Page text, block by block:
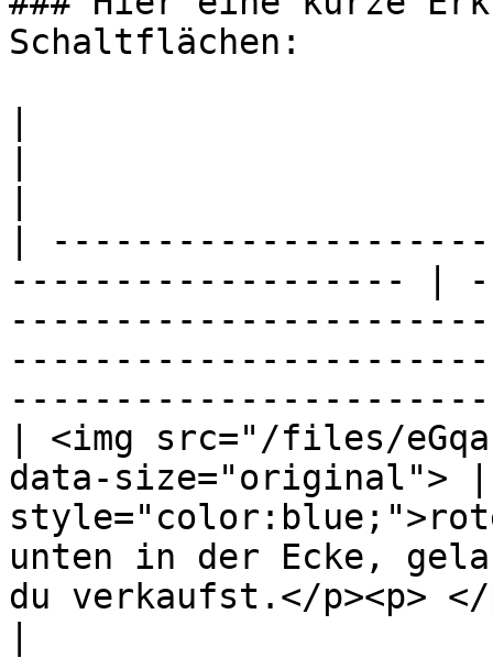
Schaltflächen:
|
------------------- |
| <img src="/files/
data-size="original"> |
unten in der Ecke,
du verkaufst.</p><p> </